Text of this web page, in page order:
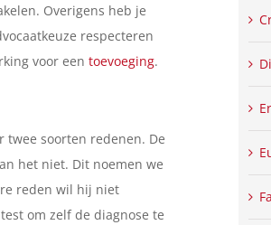
Overigens heb je
respecteren
voor een toevoeging.
twee soorten redenen. De
het niet. Dit noemen we
reden wil hij niet
om zelf de diagnose te